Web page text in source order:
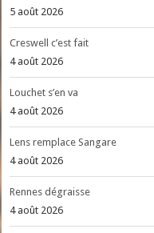
5 août 2026
Creswell c’est fait
4 août 2026
Louchet s’en va
4 août 2026
Lens remplace Sangare
4 août 2026
Rennes dégraisse
4 août 2026